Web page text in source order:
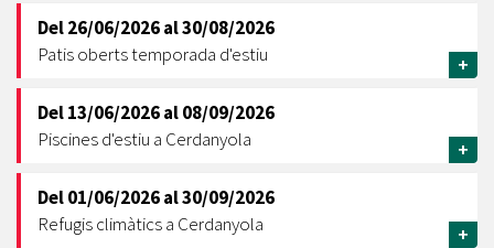
Del26/06/2026al30/08/2026
Patis oberts temporada d'estiu
+
Del13/06/2026al08/09/2026
Piscines d'estiu a Cerdanyola
+
Del01/06/2026al30/09/2026
Refugis climàtics a Cerdanyola
+